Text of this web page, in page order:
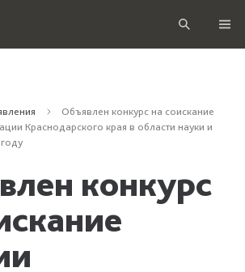
Объявлен конкурс на соискание
Краснодарского края в области науки и
конкурс